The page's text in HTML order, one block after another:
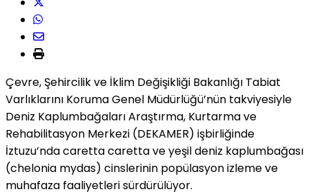
Çevre, Şehircilik ve İklim Değişikliği Bakanlığı Tabiat
Varlıklarını Koruma Genel Müdürlüğü’nün takviyesiyle
Deniz Kaplumbağaları Araştırma, Kurtarma ve
Rehabilitasyon Merkezi (DEKAMER) işbirliğinde
İztuzu’nda caretta caretta ve yeşil deniz kaplumbağası
(chelonia mydas) cinslerinin popülasyon izleme ve
muhafaza faaliyetleri sürdürülüyor.